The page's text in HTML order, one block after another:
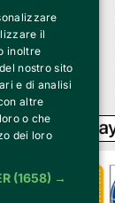
il
inoltre
nostro sito
e di analisi
altre
o che
dei loro
(1658) →